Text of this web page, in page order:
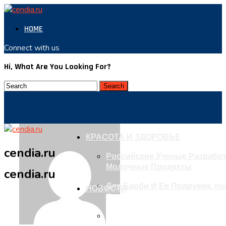
HOME
Connect with us
Hi, What Are You Looking For?
cendia.ru
cendia.ru
КРАСОТА И ЗДОРОВЬЕ
Российские Ученые
Молочные Продукты
Для Барби И Ее Подружек.
Одежды
НОВОСТИ